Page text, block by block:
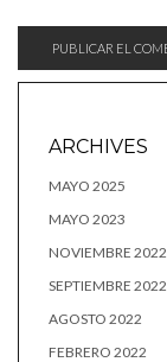
ARCHIVES
MAYO 2025
MAYO 2023
NOVIEMBRE 2022
SEPTIEMBRE 2022
AGOSTO 2022
FEBRERO 2022